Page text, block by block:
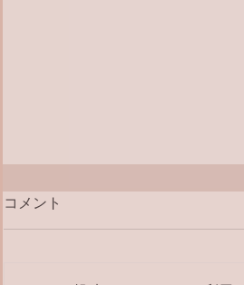
コメント